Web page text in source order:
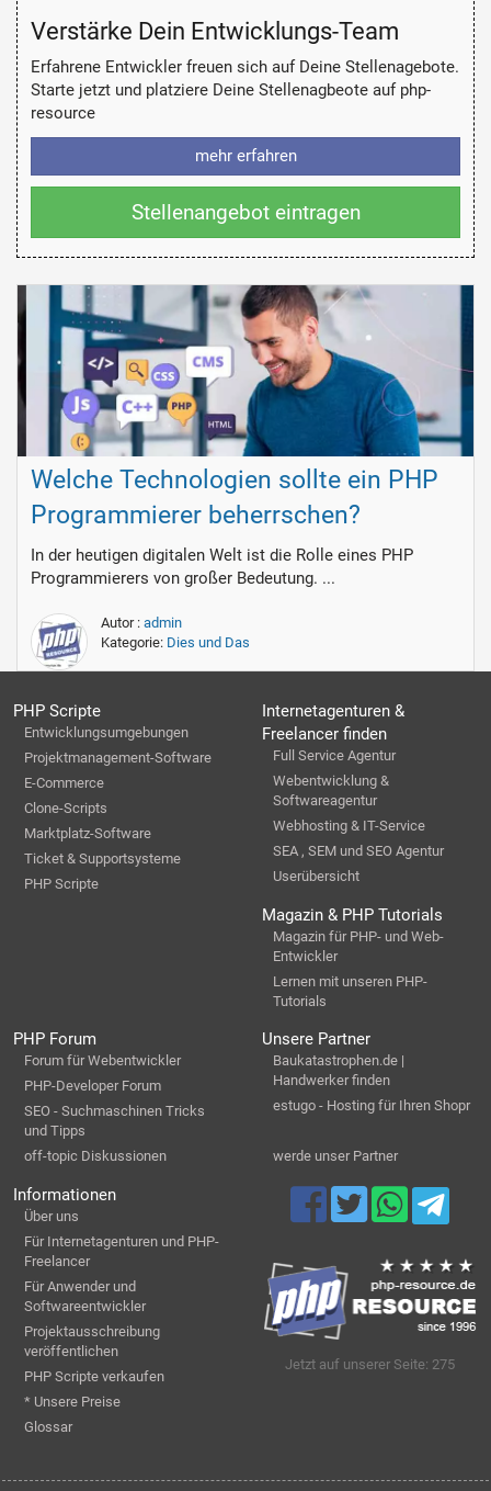
Verstärke Dein Entwicklungs-Team
Erfahrene Entwickler freuen sich auf Deine Stellenagebote.
Starte jetzt und platziere Deine Stellenagbeote auf php-
resource
mehr erfahren
Stellenangebot eintragen
Welche Technologien sollte ein PHP
Programmierer beherrschen?
In der heutigen digitalen Welt ist die Rolle eines PHP
Programmierers von großer Bedeutung. ...
Autor : admin
Kategorie: Dies und Das
PHP Scripte
Entwicklungsumgebungen
Projektmanagement-Software
E-Commerce
Clone-Scripts
Marktplatz-Software
Ticket & Supportsysteme
PHP Scripte
Internetagenturen &
Freelancer finden
Full Service Agentur
Webentwicklung &
Softwareagentur
Webhosting & IT-Service
SEA , SEM und SEO Agentur
Userübersicht
Magazin & PHP Tutorials
Magazin für PHP- und Web-
Entwickler
Lernen mit unseren PHP-
Tutorials
PHP Forum
Forum für Webentwickler
PHP-Developer Forum
SEO - Suchmaschinen Tricks
und Tipps
off-topic Diskussionen
Unsere Partner
Baukatastrophen.de |
Handwerker finden
estugo - Hosting für Ihren Shopr
werde unser Partner
Informationen
Über uns
Für Internetagenturen und PHP-
Freelancer
Für Anwender und
Softwareentwickler
Projektausschreibung
veröffentlichen
PHP Scripte verkaufen
* Unsere Preise
Glossar
Jetzt auf unserer Seite: 275